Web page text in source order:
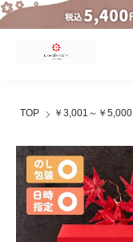
TOP ￥3,001～￥5,000